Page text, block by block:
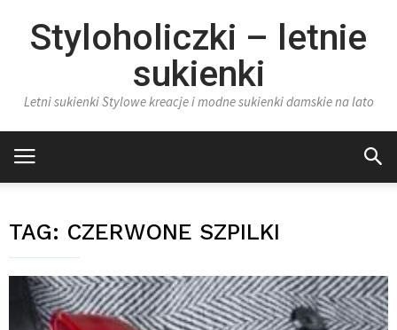
Styloholiczki – letnie
sukienki
Letni sukienki Stylowe kreacje i modne sukienki damskie na lato
TAG: CZERWONE SZPILKI